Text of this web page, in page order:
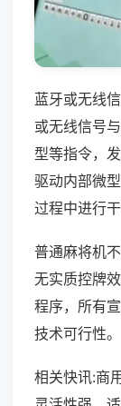
蓝牙或无线
或无线信号
型等指令，
驱动内部微
过程中进行
普通麻将机
无实质控牌
程序，所有
技术可行性。
相关快讯:商